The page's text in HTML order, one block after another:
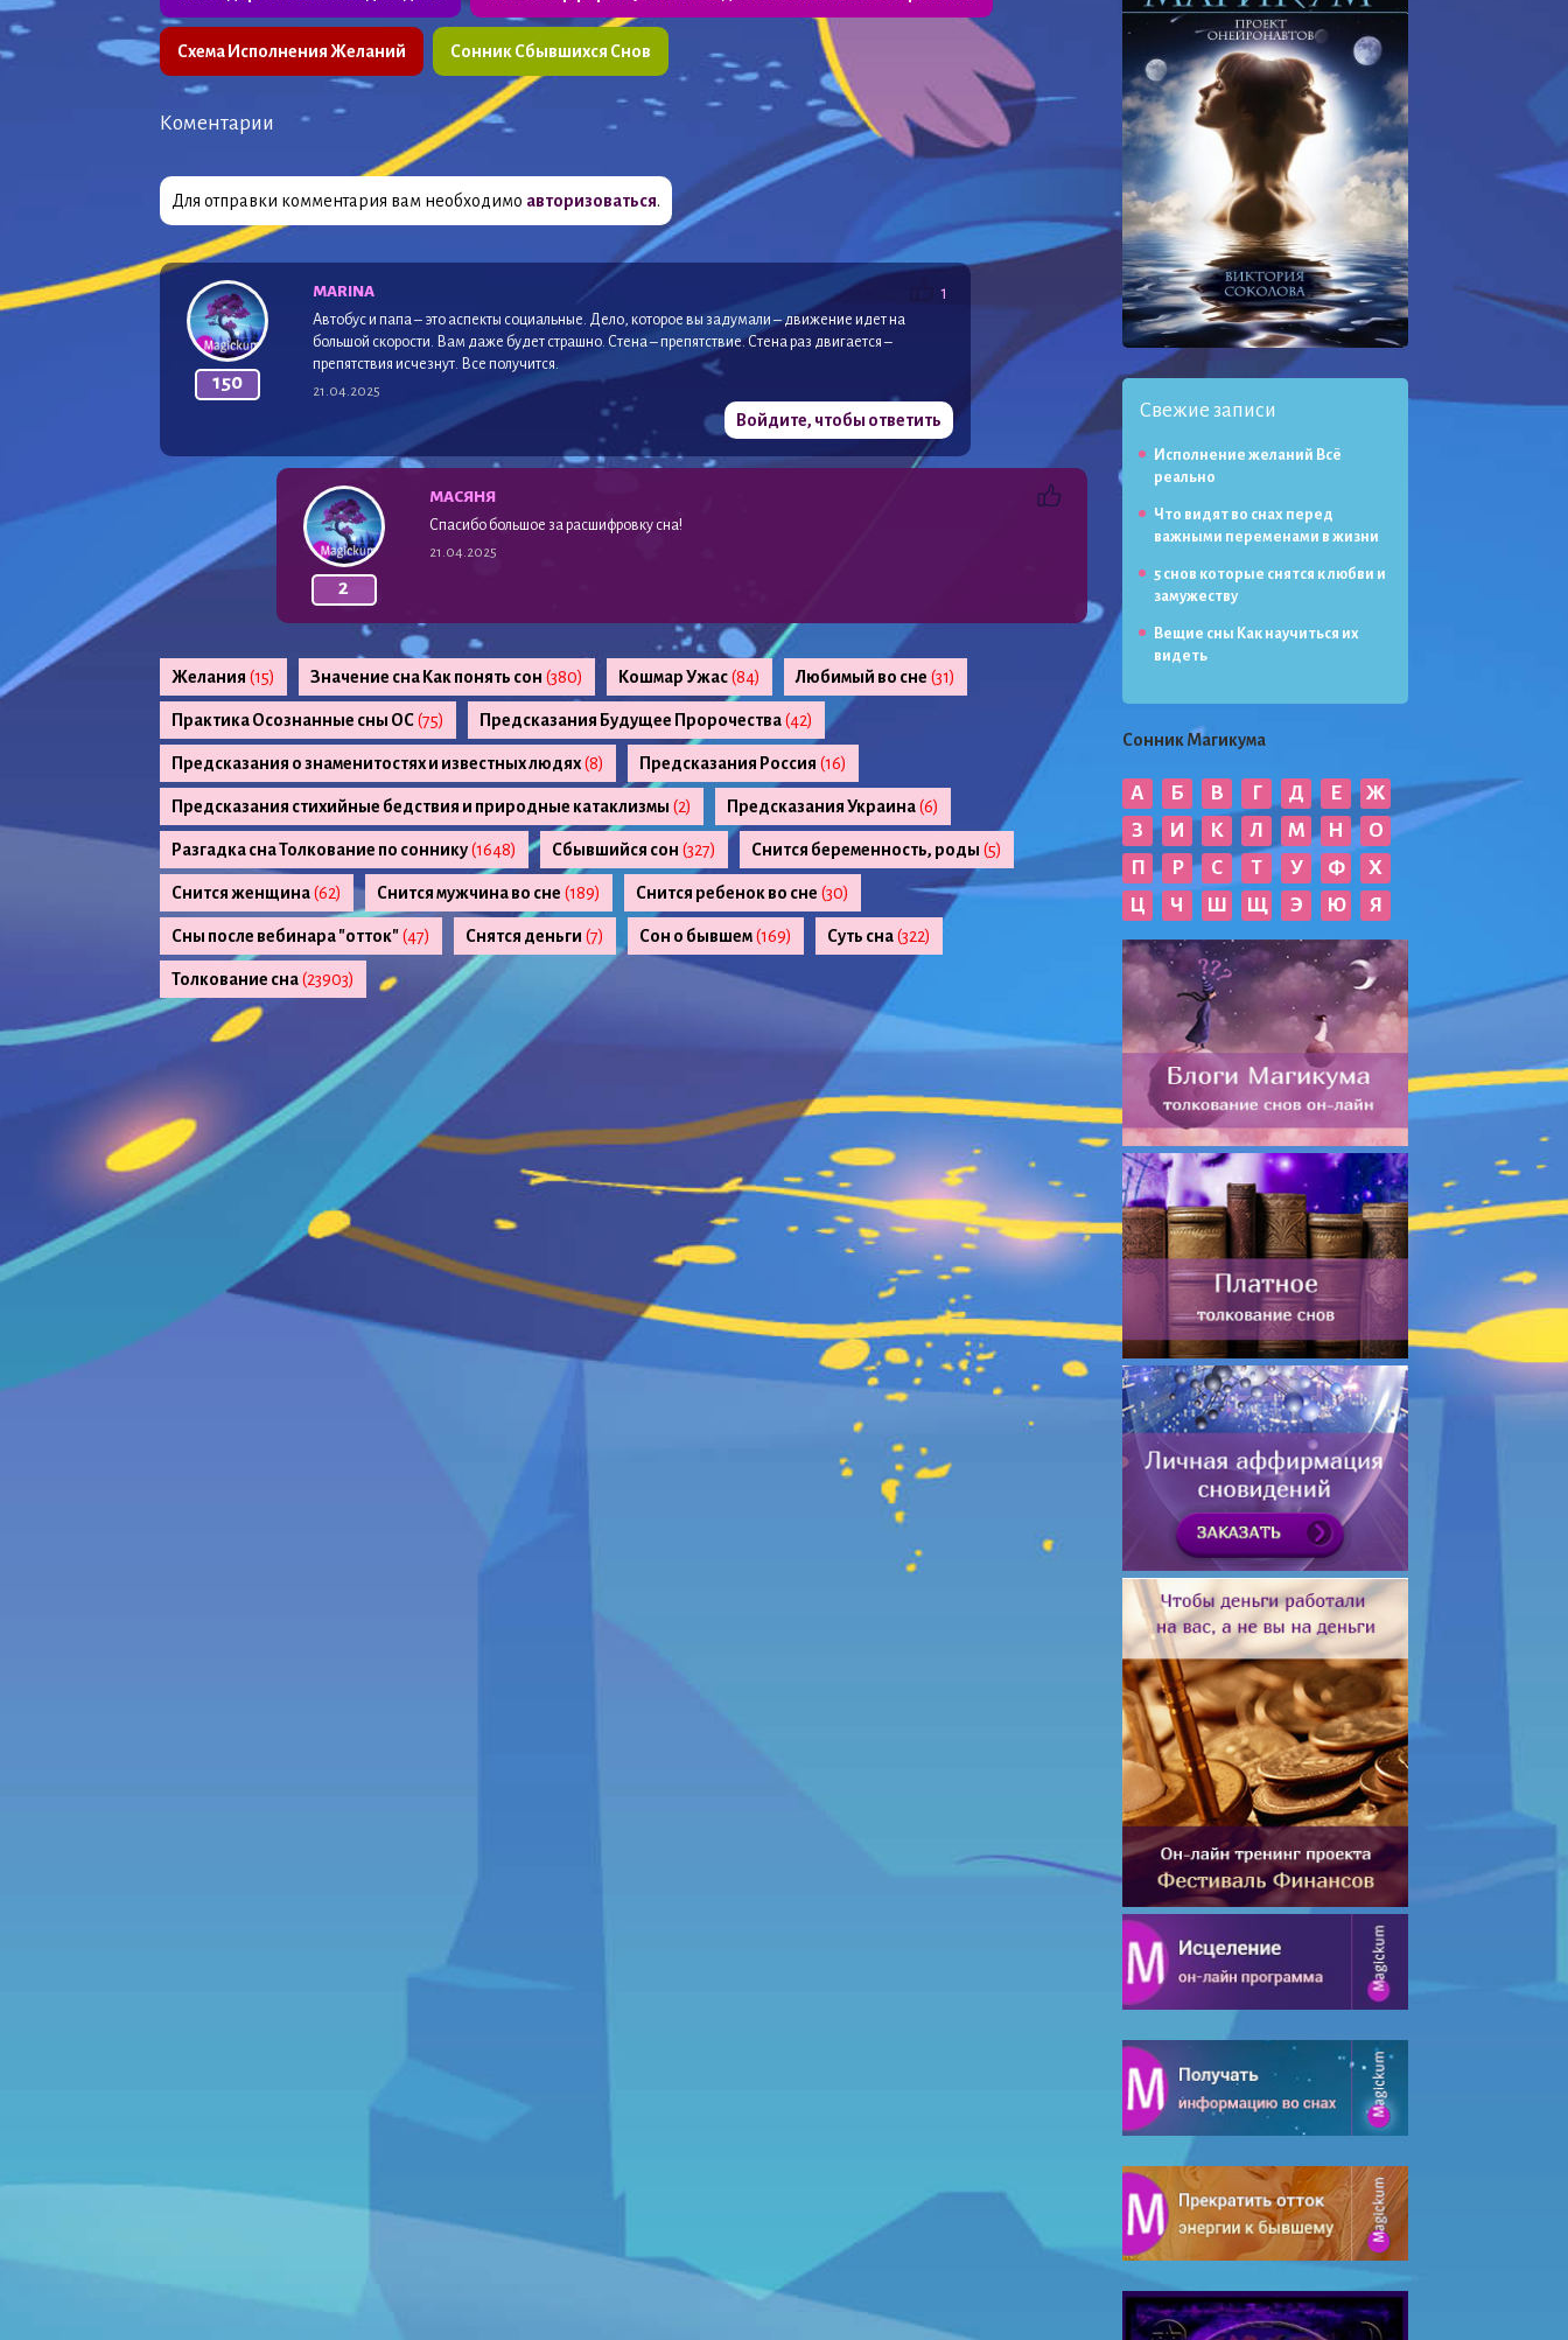
Схема Исполнения Желаний Сонник Сбывшихся Снов
Коментарии
Для отправки комментария вам необходимо авторизоваться.
150
1
MARINA
Автобус и папа – это аспекты социальные. Дело, которое вы задумали – движение идет на
большой скорости. Вам даже будет страшно. Стена – препятствие. Стена раз двигается –
препятствия исчезнут. Все получится.
21.04.2025
Войдите, чтобы ответить
2
МАСЯНЯ
Спасибо большое за расшифровку сна!
21.04.2025
Желания (15) Значение сна Как понять сон (380) Кошмар Ужас(84) Любимый во сне (31)
Практика Осознанные сны ОС(75) Предсказания Будущее Пророчества(42)
Предсказания о знаменитостях и известных людях(8) Предсказания Россия (16)
Предсказания стихийные бедствия и природные катаклизмы (2) Предсказания Украина(6)
Разгадка сна Толкование по соннику(1648) Сбывшийся сон (327) Снится беременность, роды (5)
Снится женщина(62) Снится мужчина во сне (189) Снится ребенок во сне (30)
Сны после вебинара "отток"(47) Снятся деньги (7) Сон о бывшем(169) Суть сна(322)
Толкование сна(23903)
Свежие записи
Исполнение желаний Всё
реально
Что видят во снах перед
важными переменами в жизни
5 снов которые снятся к любви и
замужеству
Вещие сны Как научиться их
видеть
Сонник Магикума
А Б В Г Д Е
Ж
З
И К Л М Н
О
П
Р С Т У Ф
Х
Ц
Ч Ш Щ Э Ю Я